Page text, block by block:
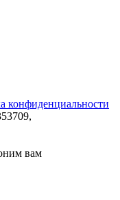
конфиденциальности
вам